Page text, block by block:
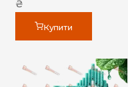
₴
Купити